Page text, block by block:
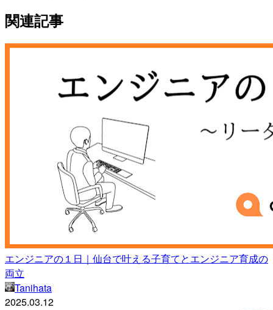
関連記事
エンジニアの１日｜仙台で叶える子育てとエンジニア育成の
両立
Tanihata
2025.03.12